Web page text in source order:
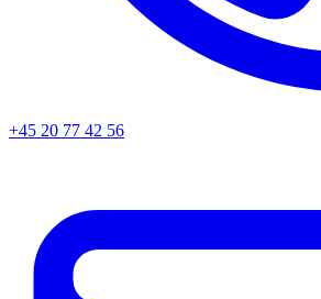
+45 20 77 42 56